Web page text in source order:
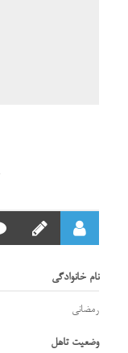
نام خانوادگی
رمضانی
وضعیت تاهل